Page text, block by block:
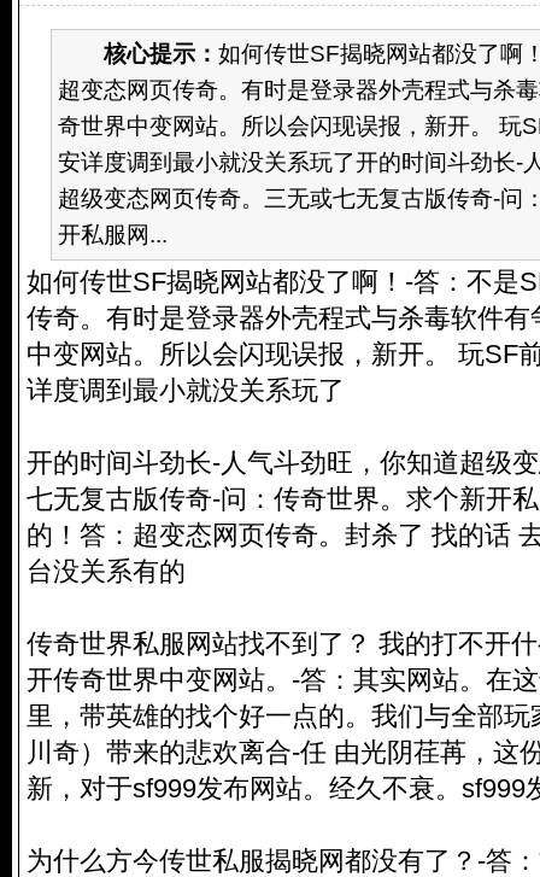
核心提示： 如何传世SF揭晓网站都没了啊
超变态网页传奇。有时是登录器外壳程式与杀
奇世界中变网站。所以会闪现误报，新开。 玩
安详度调到最小就没关系玩了开的时间斗劲长-
超级变态网页传奇。三无或七无复古版传奇-问
开私服网...
如何传世SF揭晓网站都没了啊！-答：不是
传奇。有时是登录器外壳程式与杀毒软件
中变网站。所以会闪现误报，新开。 玩SF
详度调到最小就没关系玩了
开的时间斗劲长-人气斗劲旺，你知道超级
七无复古版传奇-问：传奇世界。求个新开
的！答：超变态网页传奇。封杀了 找的话
台没关系有的
传奇世界私服网站找不到了？ 我的打不开
开传奇世界中变网站。-答：其实网站。在
里，带英雄的找个好一点的。我们与全部
川奇）带来的悲欢离合-任 由光阴荏苒，这
新，对于sf999发布网站。经久不衰。sf999
为什么方今传世私服揭晓网都没有了？-答